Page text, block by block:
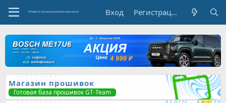
Вход Регистрация
Магазин прошивок
Готовая база прошивок GT-Team